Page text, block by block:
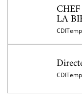
LA
CDI
CDI